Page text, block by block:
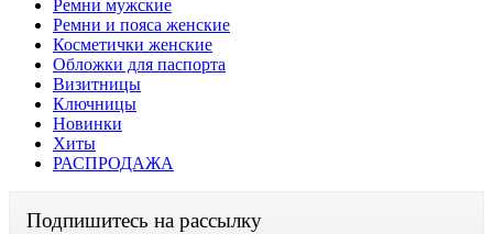
Ремни мужские
Ремни и пояса женские
Косметички женские
Обложки для паспорта
Визитницы
Ключницы
Новинки
Хиты
РАСПРОДАЖА
Подпишитесь на рассылку